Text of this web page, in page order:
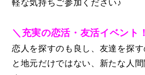
軽な気持ちご参加ください♪
＼充実の恋活・友活イベント
恋人を探すのも良し、友達を探
と地元だけではない、新たな人